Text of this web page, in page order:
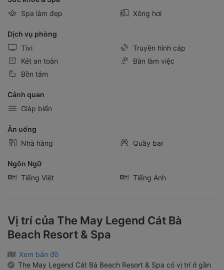
Spa làm đẹp
Xông hơi
Dịch vụ phòng
Tivi
Truyền hình cáp
Két an toàn
Bàn làm việc
Bồn tắm
Cảnh quan
Giáp biển
Ăn uống
Nhà hàng
Quầy bar
Ngôn Ngữ
Tiếng Việt
Tiếng Anh
Vị trí của The May Legend Cát Bà
Beach Resort & Spa
Xem bản đồ
The May Legend Cát Bà Beach Resort & Spa có vị trí ở gần